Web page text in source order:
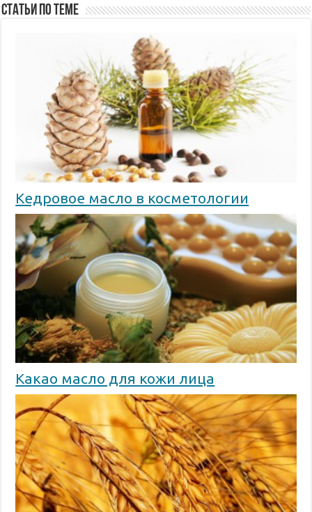
Статьи по Теме
Кедровое масло в косметологии
Какао масло для кожи лица